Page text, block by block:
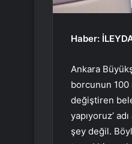
Haber:
Ankara
borcunun 100
değiştiren
yapıyoruz’
şey değil.